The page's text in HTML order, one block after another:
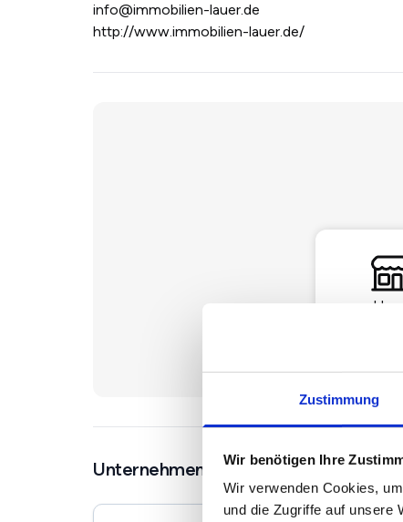
Zustimmung
Wir benötigen Ihre
Wir verwenden Cookies,
und die Zugriffe auf unsere
info@immobilien-lauer.de
http://www.immobilien-lauer.de/
Haus
Unternehmen in der Nähe